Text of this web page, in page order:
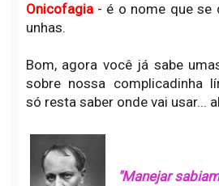
Onicofagia- é o nome que se
unhas.
Bom, agora você já sabe
sobre nossa complicadinha
só resta saber onde vai usar...
"Manejar